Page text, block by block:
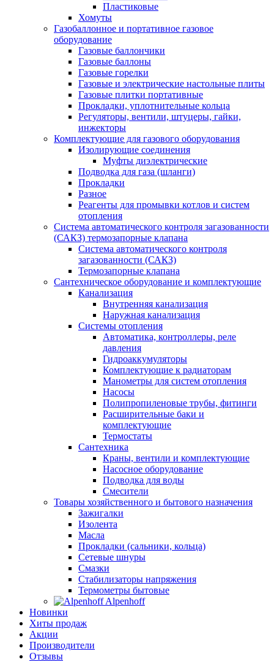
Пластиковые
Хомуты
Газобаллонное и портативное газовое
оборудование
Газовые баллончики
Газовые баллоны
Газовые горелки
Газовые и электрические настольные плиты
Газовые плитки портативные
Прокладки, уплотнительные кольца
Регуляторы, вентили, штуцеры, гайки,
инжекторы
Комплектующие для газового оборудования
Изолирующие соединения
Муфты диэлектрические
Подводка для газа (шланги)
Прокладки
Разное
Реагенты для промывки котлов и систем
отопления
Система автоматического контроля загазованности
(САКЗ) термозапорные клапана
Система автоматического контроля
загазованности (САКЗ)
Термозапорные клапана
Сантехническое оборудование и комплектующие
Канализация
Внутренняя канализация
Наружная канализация
Системы отопления
Автоматика, контроллеры, реле
давления
Гидроаккумуляторы
Комплектующие к радиаторам
Манометры для систем отопления
Насосы
Полипропиленовые трубы, фитинги
Расширительные баки и
комплектующие
Термостаты
Сантехника
Краны, вентили и комплектующие
Насосное оборудование
Подводка для воды
Смесители
Товары хозяйственного и бытового назначения
Зажигалки
Изолента
Масла
Прокладки (сальники, кольца)
Сетевые шнуры
Смазки
Стабилизаторы напряжения
Термометры бытовые
Alpenhoff
Новинки
Хиты продаж
Акции
Производители
Отзывы